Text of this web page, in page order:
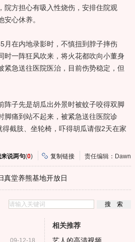
院方担心有吸入性烧伤，安排住院观
心休养。
在内地录影时，不慎扭到脖子摔伤
时一阵狂风吹来，将火花都吹向小董身
紧急送往医院医治，目前伤势稳定，但
子先是胡瓜出外景时被蚊子咬得双脚
脚痛到站不起来，被紧急送往医院诊
截肢、坐轮椅，吓得胡瓜请假2天在家
说两句(0) 复制链接 责任编辑：Dawn
真堂养熊基地开放日
09-12-18
相关推荐